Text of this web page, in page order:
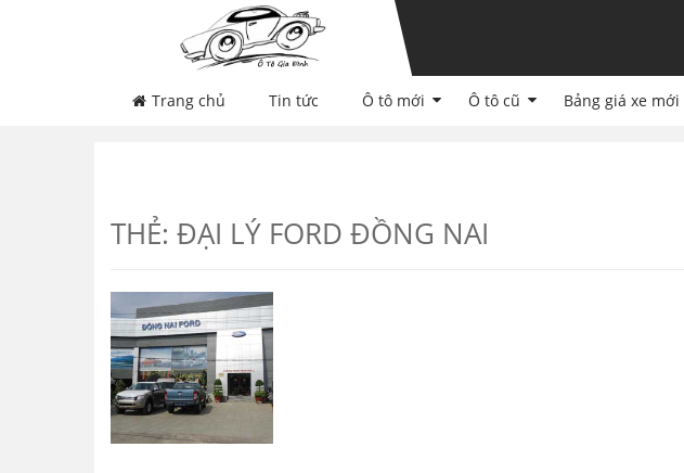
Trang chủ Tin tức Ô tô mới Ô tô cũ Bảng giá xe mới
THẺ: ĐẠI LÝ FORD ĐỒNG NAI